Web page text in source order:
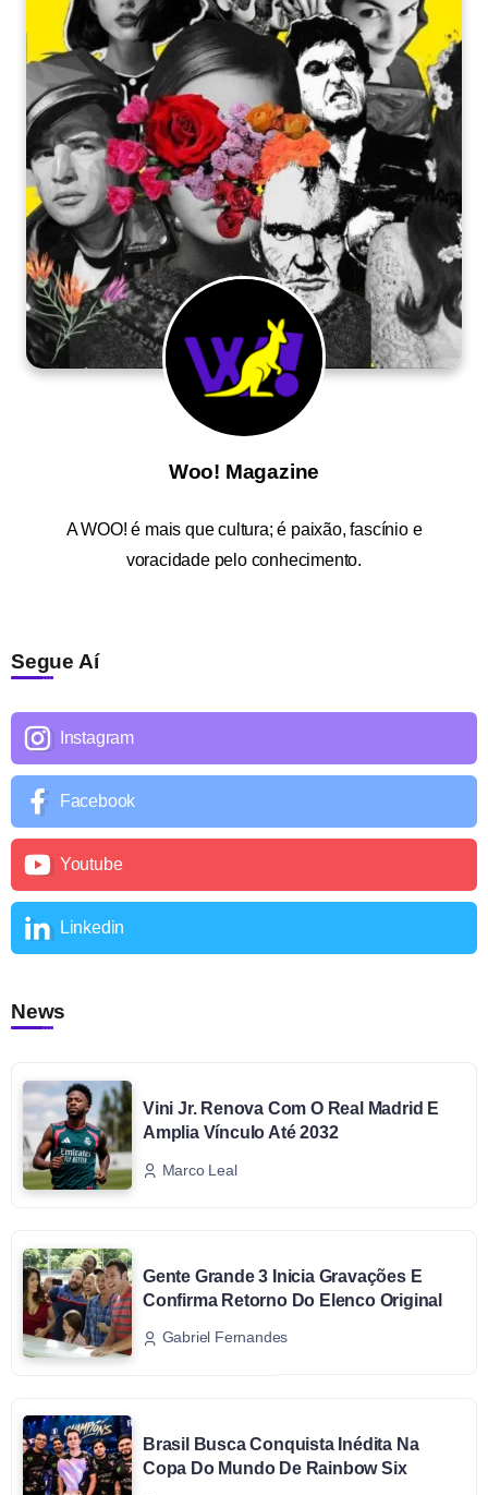
Woo! Magazine
AWOO! é mais que cultura; é paixão, fascínio e
voracidade pelo conhecimento.
Segue Aí
Instagram
Facebook
Youtube
Linkedin
News
Vini Jr. Renova Com O Real Madrid E
Amplia Vínculo Até 2032
Marco Leal
Gente Grande 3 Inicia Gravações E
Confirma Retorno Do Elenco Original
Gabriel Fernandes
Brasil Busca Conquista Inédita Na
Copa Do Mundo De Rainbow Six